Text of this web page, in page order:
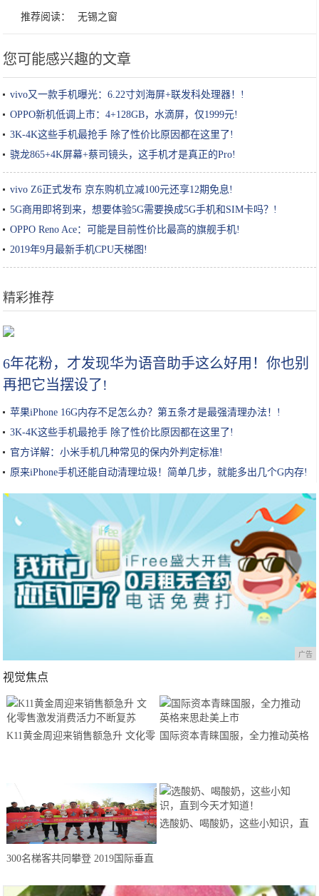
推荐阅读： 无锡之窗
您可能感兴趣的文章
vivo又一款手机曝光：6.22寸刘海屏+联发科处理器！!
OPPO新机低调上市：4+128GB，水滴屏，仅1999元!
3K-4K这些手机最抢手 除了性价比原因都在这里了!
骁龙865+4K屏幕+蔡司镜头，这手机才是真正的Pro!
vivo Z6正式发布 京东购机立减100元还享12期免息!
5G商用即将到来，想要体验5G需要换成5G手机和SIM卡吗？!
OPPO Reno Ace：可能是目前性价比最高的旗舰手机!
2019年9月最新手机CPU天梯图!
精彩推荐
6年花粉，才发现华为语音助手这么好用！你也别
再把它当摆设了!
苹果iPhone 16G内存不足怎么办？第五条才是最强清理办法！!
3K-4K这些手机最抢手 除了性价比原因都在这里了!
官方详解：小米手机几种常见的保内外判定标准!
原来iPhone手机还能自动清理垃圾！简单几步，就能多出几个G内存!
广告
视觉焦点
K11黄金周迎来销售额急升 文化零
国际资本青睐国服，全力推动英格
300名梯客共同攀登 2019国际垂直
选酸奶、喝酸奶，这些小知识，直